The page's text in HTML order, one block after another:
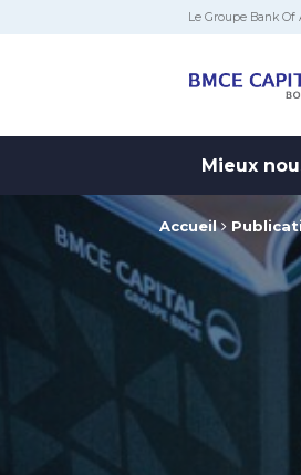
Le Groupe Bank Of
Mieux
Accueil